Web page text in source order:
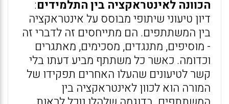
הכוונה לאינטראקציה בין התלמידים:
דיון טיעוני שיתופי מבוסס על אינטראקציה
בין המשתתפים. הם מתייחסים זה לדברי זה
- מוסיפים, מתנגדים, מסכימים, מאתגרים
וכדומה. כאשר כל משתתף מביע דעתו בלי
קשר לטיעונים שהעלו האחרים תפקידו של
המורה הוא לכוון לאינטראקציה בין